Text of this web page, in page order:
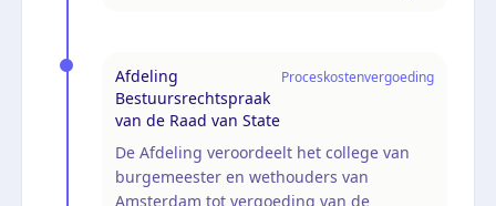
Afdeling
Bestuursrechtspraak
van de Raad van State
Proceskostenvergoeding
De Afdeling veroordeelt het college van
burgemeester en wethouders van
Amsterdam tot vergoeding van de